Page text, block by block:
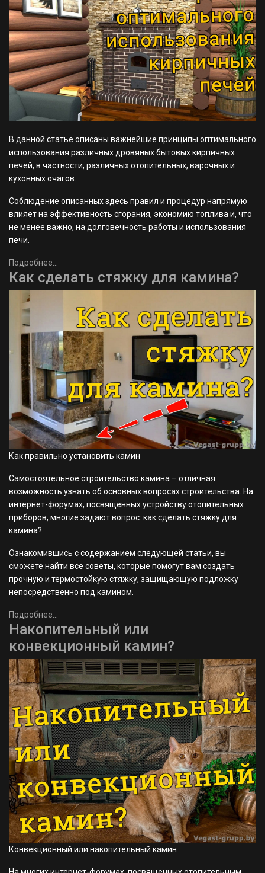
В данной статье описаны важнейшие принципы оптимального
использования различных дровяных бытовых кирпичных
печей, в частности, различных отопительных, варочных и
кухонных очагов.
Соблюдение описанных здесь правил и процедур напрямую
влияет на эффективность сгорания, экономию топлива и, что
не менее важно, на долговечность работы и использования
печи.
Подробнее...
Как сделать стяжку для камина?
Как правильно установить камин
Самостоятельное строительство камина – отличная
возможность узнать об основных вопросах строительства. На
интернет-форумах, посвященных устройству отопительных
приборов, многие задают вопрос: как сделать стяжку для
камина?
Ознакомившись с содержанием следующей статьи, вы
сможете найти все советы, которые помогут вам создать
прочную и термостойкую стяжку, защищающую подложку
непосредственно под камином.
Подробнее...
Накопительный или
конвекционный камин?
Конвекционный или накопительный камин